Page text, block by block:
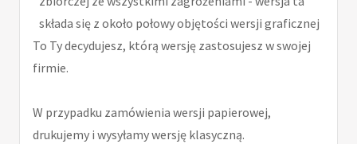
składa się z około połowy objętości wersji graficznej
To Ty decydujesz, którą wersję zastosujesz w swojej
firmie.
W przypadku zamówienia wersji papierowej,
drukujemy i wysyłamy wersję klasyczną.